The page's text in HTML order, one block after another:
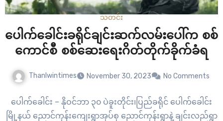
သတင်း
ပေါက်ခေါင်းခရိုင်ချင်းဆက်လမ်းပေါ်က စစ်
ကောင်စီ စစ်ဆေးရေးဂိတ်တိုက်ခိုက်ခံရ
Thanlwintimes November 30, 2023 No Comments
ပေါက်ခေါင်း – နိုဝင်ဘာ ၃၀ ပဲခူးတိုင်း၊ပြည်ခရိုင် ပေါက်ခေါင်း
မြို့နယ် ညောင်ကုန်းကျေးရွာအုပ်စု ညောင်ကုန်းရွာနဲ့ ချင်းလည်ရွာ